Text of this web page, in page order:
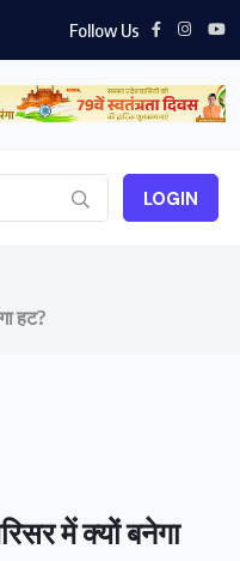
Follow Us
LOGIN
हट?
में क्यों बनेगा